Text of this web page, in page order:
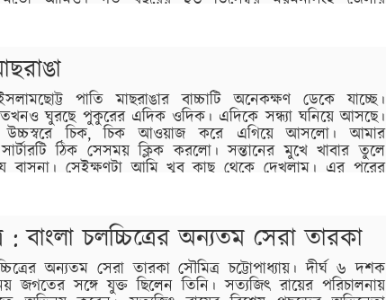
পাতি মাছরাঙার বাচ্চাটি অনেকক্ষণ ডেকে যাচ্ছে।
তখনও ঘুরছে পুকুরের এদিক ওদিক। এদিকে সন্ধ্যা ঘনিয়ে আসছে।
উচ্চস্বরে চিক, চিক আওয়াজ করে এগিয়ে আসলো। আমার
সার্টারটি ঠিক সেসময় ক্লিক করলো। সন্তানের মুখে খাবার তুলে
বাসনা। সেইক্ষণটা আমি খুব কাছ থেকে দেখলাম। এর পরের
: বাংলা চলচ্চিত্রের অন্যতম সেরা তারকা
অন্যতম সেরা তারকা সৌমিত্র চট্টোপাধ্যায়। দীর্ঘ ৬ দশক
জগতের সঙ্গে যুক্ত ছিলেন তিনি। সত্যজিৎ রায়ের পরিচালনায়